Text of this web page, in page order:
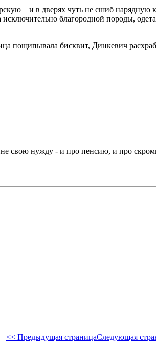
_ и в дверях чуть не сшиб
благородной породы,
пощипывала бисквит, Динкевич
свою нужду - и про пенсию, и про
<< Предыдущая страницаСледующая